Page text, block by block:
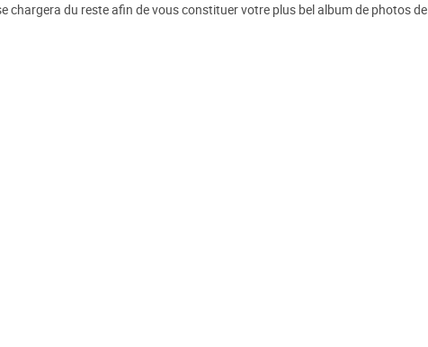
chargera du reste afin de vous constituer votre plus bel album de photos de